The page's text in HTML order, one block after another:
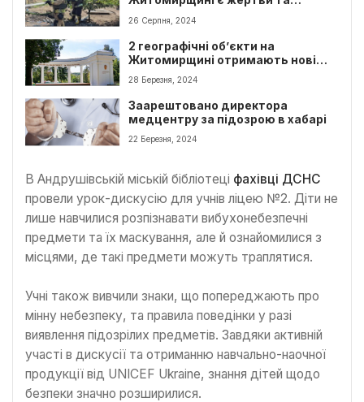
26 Серпня, 2024
2 географічні об’єкти на
Житомирщині отримають нові
назви
28 Березня, 2024
Заарештовано директора
медцентру за підозрою в хабарі
22 Березня, 2024
В Андрушівській міській бібліотеці фахівці ДСНС
провели урок-дискусію для учнів ліцею №2. Діти не
лише навчилися розпізнавати вибухонебезпечні
предмети та їх маскування, але й ознайомилися з
місцями, де такі предмети можуть траплятися.
Учні також вивчили знаки, що попереджають про
мінну небезпеку, та правила поведінки у разі
виявлення підозрілих предметів. Завдяки активній
участі в дискусії та отриманню навчально-наочної
продукції від UNICEF Ukraine, знання дітей щодо
безпеки значно розширилися.